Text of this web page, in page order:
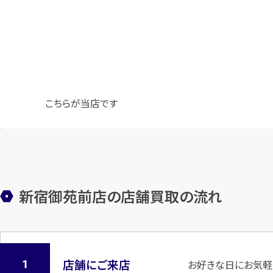
こちらが当店です
新宿御苑前店の店舗買取の流れ
店舗にご来店 お好きな日にお気